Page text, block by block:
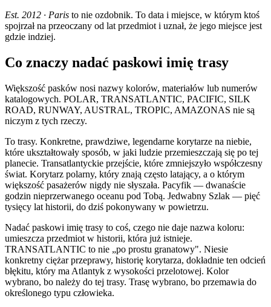
Est. 2012 · Paris to nie ozdobnik. To data i miejsce, w którym ktoś
spojrzał na przeoczany od lat przedmiot i uznał, że jego miejsce jest
gdzie indziej.
Co znaczy nadać paskowi imię trasy
Większość pasków nosi nazwy kolorów, materiałów lub numerów
katalogowych. POLAR, TRANSATLANTIC, PACIFIC, SILK
ROAD, RUNWAY, AUSTRAL, TROPIC, AMAZONAS nie są
niczym z tych rzeczy.
To trasy. Konkretne, prawdziwe, legendarne korytarze na niebie,
które ukształtowały sposób, w jaki ludzie przemieszczają się po tej
planecie. Transatlantyckie przejście, które zmniejszyło współczesny
świat. Korytarz polarny, który znają często latający, a o którym
większość pasażerów nigdy nie słyszała. Pacyfik — dwanaście
godzin nieprzerwanego oceanu pod Tobą. Jedwabny Szlak — pięć
tysięcy lat historii, do dziś pokonywany w powietrzu.
Nadać paskowi imię trasy to coś, czego nie daje nazwa koloru:
umieszcza przedmiot w historii, która już istnieje.
TRANSATLANTIC to nie „po prostu granatowy". Niesie
konkretny ciężar przeprawy, historię korytarza, dokładnie ten odcień
błękitu, który ma Atlantyk z wysokości przelotowej. Kolor
wybrano, bo należy do tej trasy. Trasę wybrano, bo przemawia do
określonego typu człowieka.